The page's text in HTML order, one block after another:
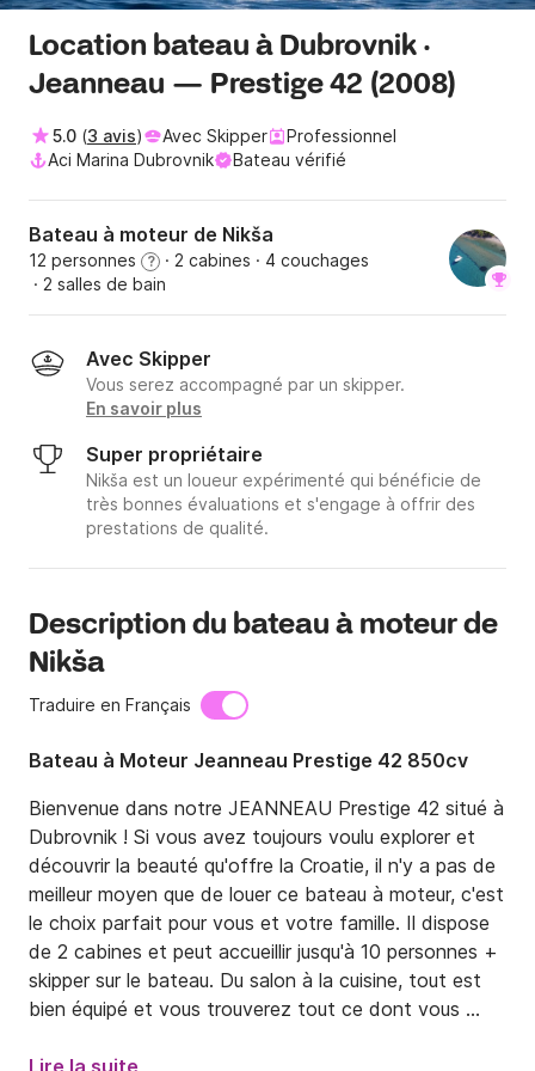
Location bateau à Dubrovnik ·
Jeanneau — Prestige 42 (2008)
5.0 (3 avis) Avec Skipper
Professionnel
Aci Marina Dubrovnik
Bateau vérifié
Bateau à moteur de Nikša
12 personnes ? · 2 cabines · 4 couchages
· 2 salles de bain
Avec Skipper
Vous serez accompagné par un skipper.
En savoir plus
Super propriétaire
Nikša est un loueur expérimenté qui bénéficie de
très bonnes évaluations et s'engage à offrir des
prestations de qualité.
Description du bateau à moteur de
Nikša
Traduire en Français
Bateau à Moteur Jeanneau Prestige 42 850cv
Bienvenue dans notre JEANNEAU Prestige 42 situé à
Dubrovnik ! Si vous avez toujours voulu explorer et
découvrir la beauté qu'offre la Croatie, il n'y a pas de
meilleur moyen que de louer ce bateau à moteur, c'est
le choix parfait pour vous et votre famille. Il dispose
de 2 cabines et peut accueillir jusqu'à 10 personnes +
skipper sur le bateau. Du salon à la cuisine, tout est
bien équipé et vous trouverez tout ce dont vous